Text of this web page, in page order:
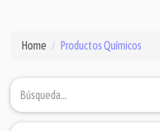
Home Productos Químicos